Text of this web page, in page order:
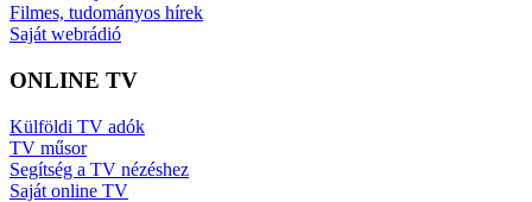
Filmes, tudományos hírek
Saját webrádió
ONLINE TV
Külföldi TV adók
TV műsor
Segítség a TV nézéshez
Saját online TV